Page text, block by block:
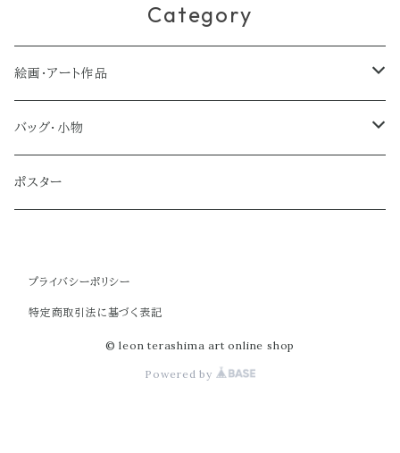
Category
絵画・アート作品
大型作品
ノーマルサイズ（約Ａ２サイズ）
スモールサイズ
バッグ・小物
トートバッグ
ショルダーバッグ
ポスター
プライバシーポリシー
特定商取引法に基づく表記
© leon terashima art online shop
Powered by